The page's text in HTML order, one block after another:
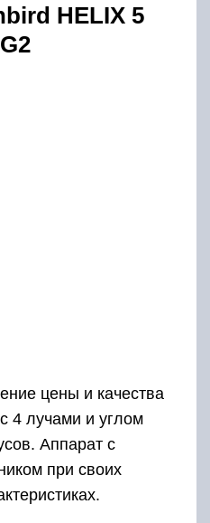
HELIX 5
цены и качества
4 лучами и углом
Аппарат с
при своих